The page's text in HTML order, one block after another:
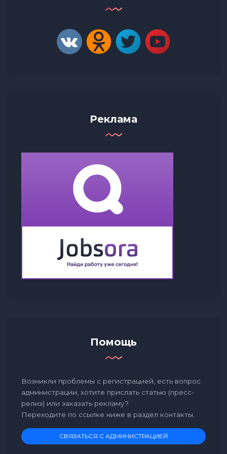
Реклама
Помощь
Возникли проблемы с регистрацией, есть вопрос
администрации, хотите прислать статью (пресс-
релиз) или заказать рекламу?
Переходите по ссылке ниже в раздел контакты.
СВЯЗАТЬСЯ С АДМИНИСТРАЦИЕЙ